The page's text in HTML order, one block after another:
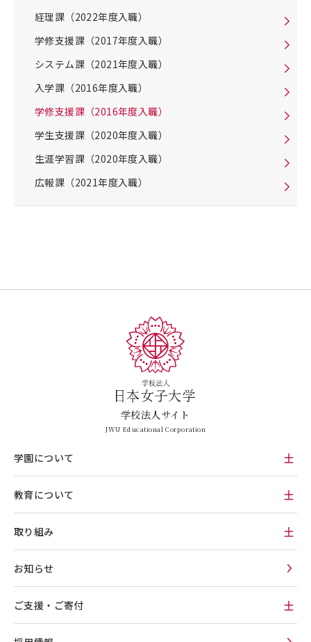
経理課（2022年度入職）
学修支援課（2017年度入職）
システム課（2021年度入職）
入学課（2016年度入職）
学修支援課（2016年度入職）
学生支援課（2020年度入職）
生涯学習課（2020年度入職）
広報課（2021年度入職）
学校法人サイト
JWU Educational Corporation
学園について
教育について
取り組み
お知らせ
ご支援・ご寄付